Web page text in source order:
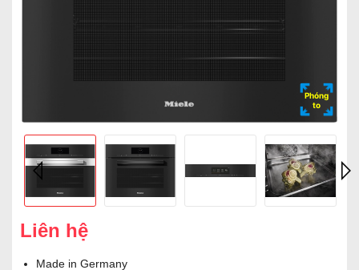
Phóng
to
Liên hệ
Made in Germany